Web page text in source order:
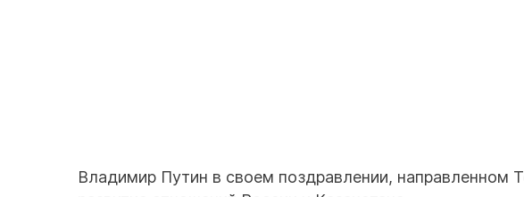
Владимир Путин в своем поздравлении, направленном